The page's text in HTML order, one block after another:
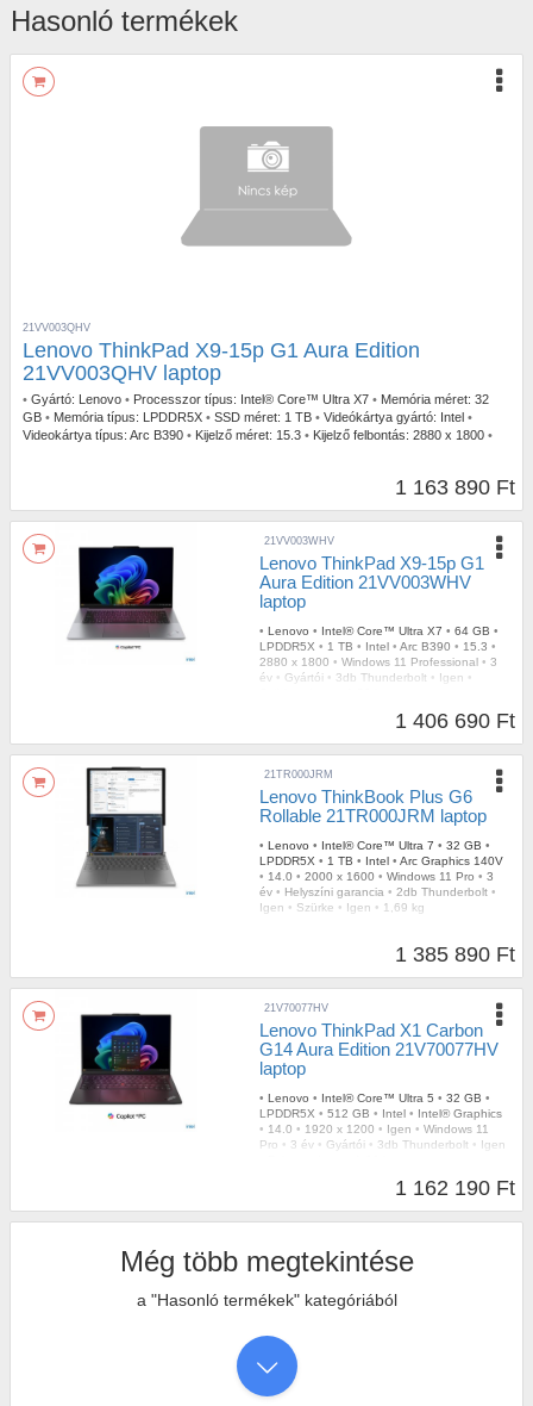
Hasonló termékek
21VV003QHV
Lenovo ThinkPad X9-15p G1 Aura Edition
21VV003QHV laptop
• Gyártó: Lenovo • Processzor típus: Intel® Core™ Ultra X7 • Memória méret: 32
GB • Memória típus: LPDDR5X • SSD méret: 1 TB • Videókártya gyártó: Intel •
Videokártya típus: Arc B390 • Kijelző méret: 15.3 • Kijelző felbontás: 2880 x 1800 •
Igen • Tömeg: 1,50 kg
1 163 890 Ft
21VV003WHV
Lenovo ThinkPad X9-15p G1
Aura Edition 21VV003WHV
laptop
• Lenovo • Intel® Core™ Ultra X7 • 64 GB •
LPDDR5X • 1 TB • Intel • Arc B390 • 15.3 •
2880 x 1800 • Windows 11 Professional • 3
év • Gyártói • 3db Thunderbolt • Igen •
1 406 690 Ft
21TR000JRM
Lenovo ThinkBook Plus G6
Rollable 21TR000JRM laptop
• Lenovo • Intel® Core™ Ultra 7 • 32 GB •
LPDDR5X • 1 TB • Intel • Arc Graphics 140V
• 14.0 • 2000 x 1600 • Windows 11 Pro • 3
év • Helyszíni garancia • 2db Thunderbolt •
Igen • Szürke • Igen • 1,69 kg
1 385 890 Ft
21V70077HV
Lenovo ThinkPad X1 Carbon
G14 Aura Edition 21V70077HV
laptop
• Lenovo • Intel® Core™ Ultra 5 • 32 GB •
LPDDR5X • 512 GB • Intel • Intel® Graphics
• 14.0 • 1920 x 1200 • Igen • Windows 11
Pro • 3 év • Gyártói • 3db Thunderbolt • Igen
1 162 190 Ft
Még több megtekintése
a "Hasonló termékek" kategóriából